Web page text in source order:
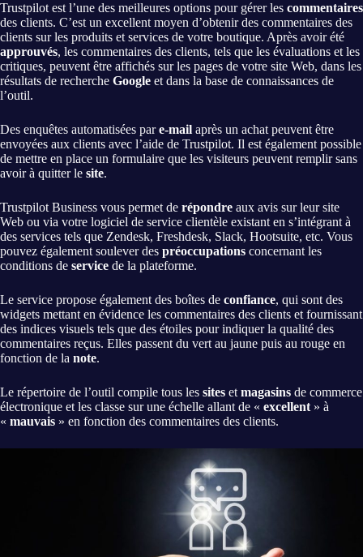
Trustpilot est l’une des meilleures options pour gérer les commentaires
des clients. C’est un excellent moyen d’obtenir des commentaires des
clients sur les produits et services de votre boutique. Après avoir été
approuvés, les commentaires des clients, tels que les évaluations et les
critiques, peuvent être affichés sur les pages de votre site Web, dans les
résultats de recherche Google et dans la base de connaissances de
l’outil.
Des enquêtes automatisées pare-mail après un achat peuvent être
envoyées aux clients avec l’aide de Trustpilot. Il est également possible
de mettre en place un formulaire que les visiteurs peuvent remplir sans
avoir à quitter le site.
Trustpilot Business vous permet de répondre aux avis sur leur site
Web ou via votre logiciel de service clientèle existant en s’intégrant à
des services tels que Zendesk, Freshdesk, Slack, Hootsuite, etc. Vous
pouvez également soulever des préoccupations concernant les
conditions de service de la plateforme.
Le service propose également des boîtes de confiance, qui sont des
widgets mettant en évidence les commentaires des clients et fournissant
des indices visuels tels que des étoiles pour indiquer la qualité des
commentaires reçus. Elles passent du vert au jaune puis au rouge en
fonction de la note.
Le répertoire de l’outil compile tous les sites et magasins de commerce
électronique et les classe sur une échelle allant de « excellent » à
« mauvais » en fonction des commentaires des clients.